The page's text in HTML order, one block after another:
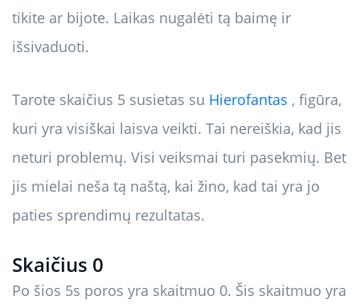
tikite ar bijote. Laikas nugalėti tą baimę ir
išsivaduoti.
Tarote skaičius 5 susietas su Hierofantas , figūra,
kuri yra visiškai laisva veikti. Tai nereiškia, kad jis
neturi problemų. Visi veiksmai turi pasekmių. Bet
jis mielai neša tą naštą, kai žino, kad tai yra jo
paties sprendimų rezultatas.
Skaičius 0
Po šios 5s poros yra skaitmuo 0. Šis skaitmuo yra